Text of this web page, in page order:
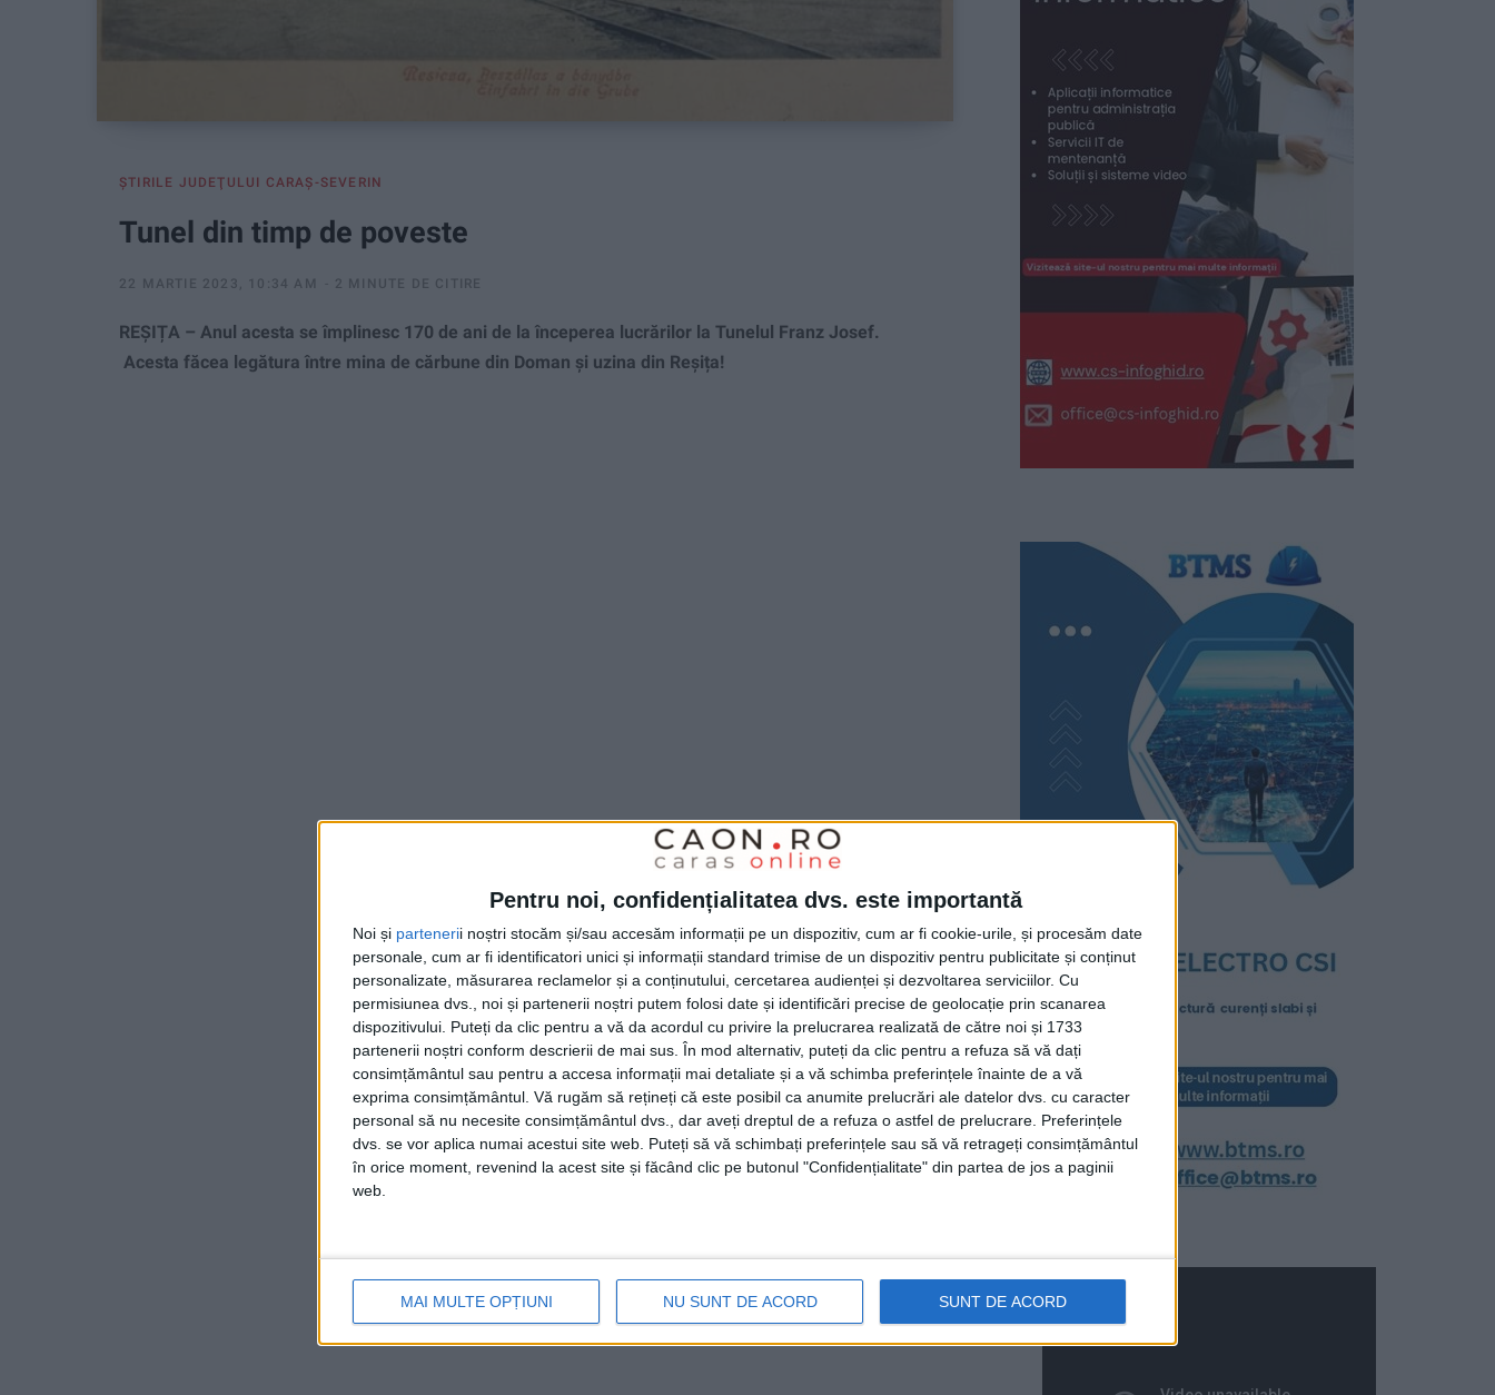
Pentru noi, confidențialitatea dvs. este importantă
Noi și partenerii noștri stocăm și/sau accesăm informații pe un dispozitiv, cum ar fi cookie-urile, și procesăm date
personale, cum ar fi identificatori unici și informații standard trimise de un dispozitiv pentru publicitate și conținut
personalizate, măsurarea reclamelor și a conținutului, cercetarea audienței și dezvoltarea serviciilor. Cu
permisiunea dvs., noi și partenerii noștri putem folosi date și identificări precise de geolocație prin scanarea
dispozitivului. Puteți da clic pentru a vă da acordul cu privire la prelucrarea realizată de către noi și 1733
partenerii noștri conform descrierii de mai sus. În mod alternativ, puteți da clic pentru a refuza să vă dați
consimțământul sau pentru a accesa informații mai detaliate și a vă schimba preferințele înainte de a vă
exprima consimțământul. Vă rugăm să rețineți că este posibil ca anumite prelucrări ale datelor dvs. cu caracter
personal să nu necesite consimțământul dvs., dar aveți dreptul de a refuza o astfel de prelucrare. Preferințele
dvs. se vor aplica numai acestui site web. Puteți să vă schimbați preferințele sau să vă retrageți consimțământul
în orice moment, revenind la acest site și făcând clic pe butonul "Confidențialitate" din partea de jos a paginii
web.
MAI MULTE OPȚIUNI NU SUNT DE ACORD SUNT DE ACORD
ŞTIRILE JUDEŢULUI CARAŞ-SEVERIN
Tunel din timp de poveste
22 MARTIE 2023, 10:34 AM 2 MINUTE DE CITIRE
REȘIȚA – Anul acesta se împlinesc 170 de ani de la începerea lucrărilor la Tunelul Franz Josef.
Acesta făcea legătura între mina de cărbune din Doman și uzina din Reșița!